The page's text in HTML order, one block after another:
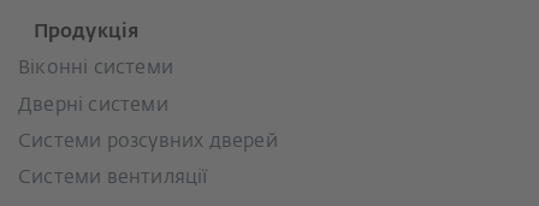
Продукція
Віконні системи
Дверні системи
Системи розсувних дверей
Системи вентиляції